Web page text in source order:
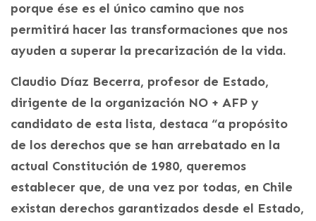
porque ése es el único camino que nos
permitirá hacer las transformaciones que nos
ayuden a superar la precarización de la vida.
Claudio Díaz Becerra, profesor de Estado,
dirigente de la organización NO + AFP y
candidato de esta lista, destaca “a propósito
de los derechos que se han arrebatado en la
actual Constitución de 1980, queremos
establecer que, de una vez por todas, en Chile
existan derechos garantizados desde el Estado,